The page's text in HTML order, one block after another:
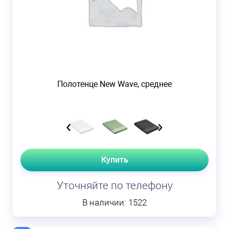
Полотенце New Wave, среднее
‹ ›
Купить
Уточняйте по телефону
В наличии: 1522